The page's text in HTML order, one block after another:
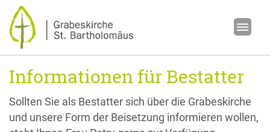
Informationen für Bestatter
Sollten Sie als Bestatter sich über die Grabeskirche
und unsere Form der Beisetzung informieren wollen,